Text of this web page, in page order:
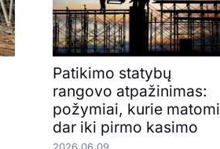
Patikimo statybų
rangovo atpažinimas:
požymiai, kurie matomi
dar iki pirmo kasimo